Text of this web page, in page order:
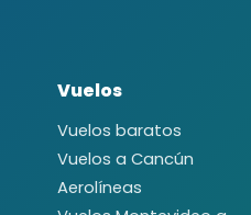
Vuelos
Vuelos baratos
Vuelos a Cancún
Aerolíneas